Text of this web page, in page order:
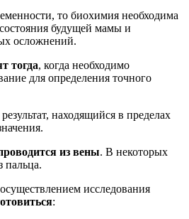
то биохимия необходима
будущей мамы и
осложнений.
тогда, когда необходимо
для определения точного
находящийся в пределах
из вены. В некоторых
пальца.
исследования
: